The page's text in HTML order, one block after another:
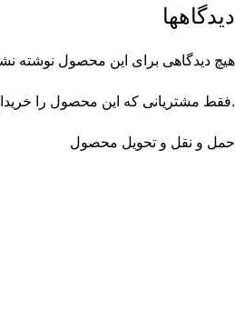
دیدگاهها
هیچ دیدگاهی برای این محصول نوشته
.فقط مشتریانی که این محصول را
حمل و نقل و تحویل محصول